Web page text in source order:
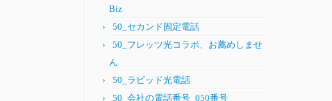
Biz
50_セカンド固定電話
50_フレッツ光コラボ、お薦めしませ
ん
50_ラピッド光電話
50_会社の電話番号_050番号